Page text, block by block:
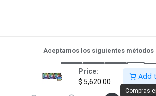
Price:
$ 5,620.00
Add
Aceptamos los siguientes métodos
Compras